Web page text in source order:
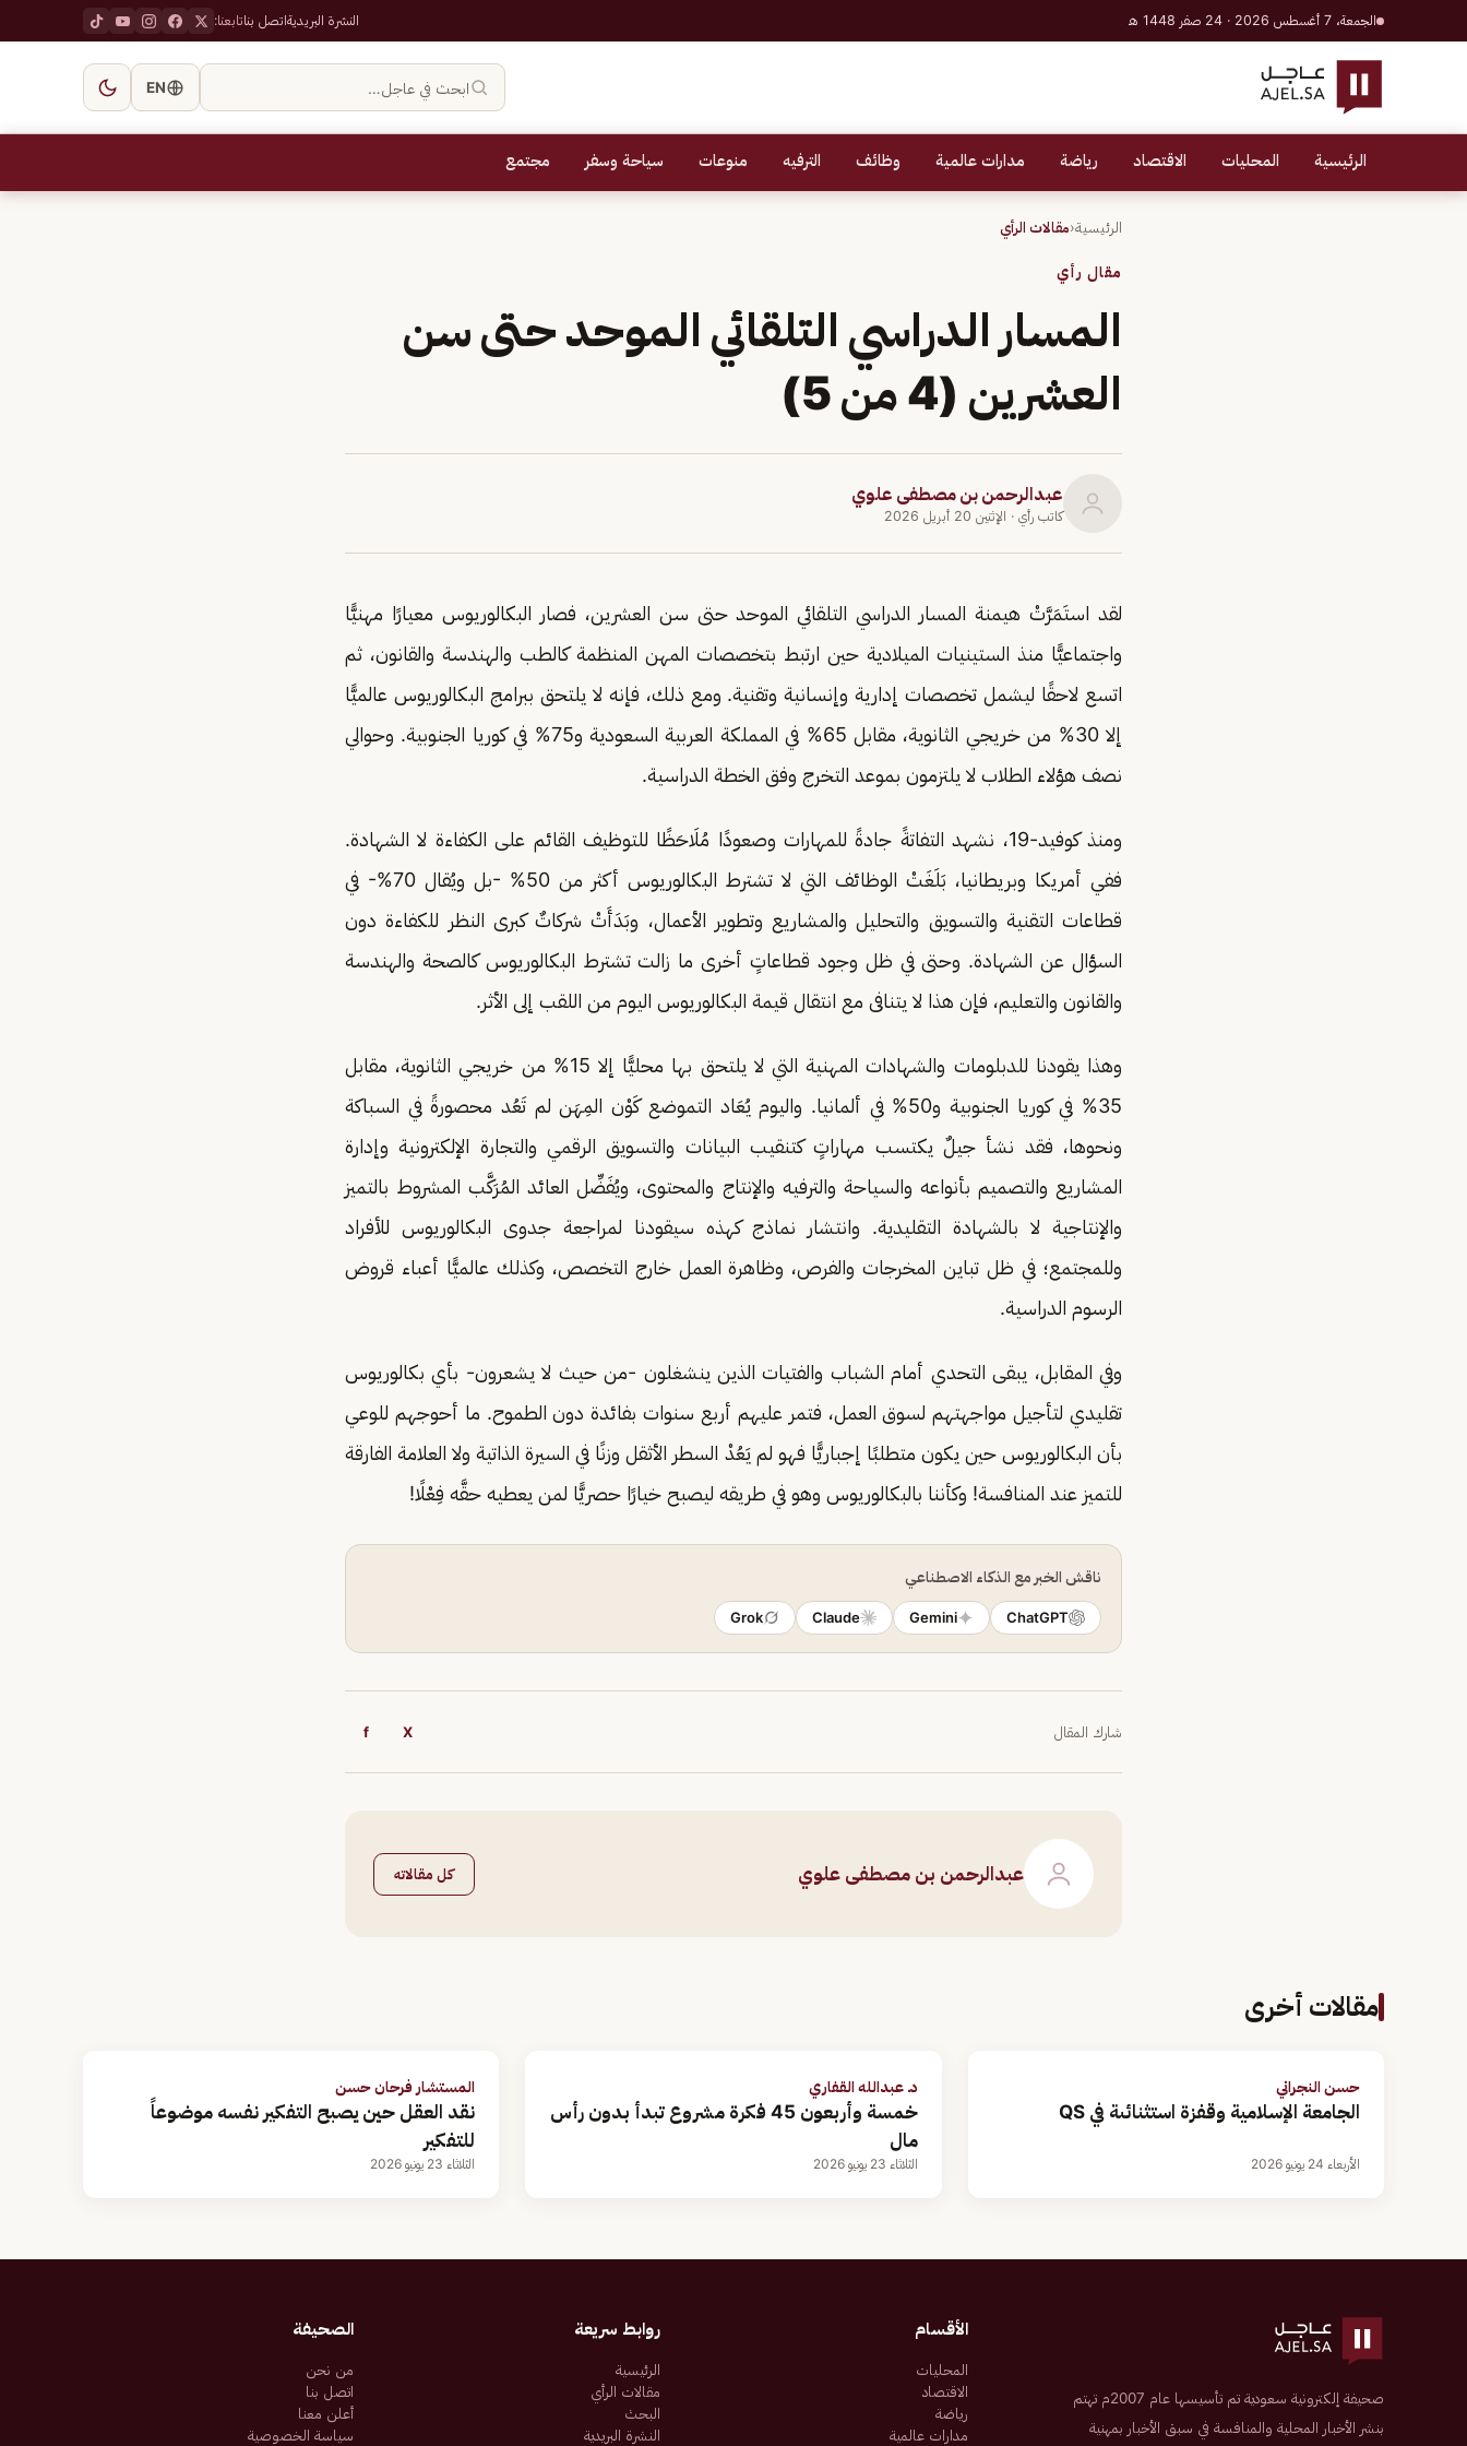
الجمعة، 7 أغسطس 2026 · 24 صفر 1448 هـ النشرة البريديةاتصل بناتابعنا:
ابحث في عاجل… EN
الرئيسية المحليات الاقتصاد رياضة مدارات عالمية وظائف الترفيه منوعات سياحة وسفر مجتمع
الرئيسية‹مقالات الرأي
مقال رأي
المسار الدراسي التلقائي الموحد حتى سن
العشرين (4 من 5)
عبدالرحمن بن مصطفى علوي
كاتب رأي · الإثنين 20 أبريل 2026
لقد استَمَرَّتْ هيمنة المسار الدراسي التلقائي الموحد حتى سن العشرين، فصار البكالوريوس معيارًا مهنيًّا
واجتماعيًّا منذ الستينيات الميلادية حين ارتبط بتخصصات المهن المنظمة كالطب والهندسة والقانون، ثم
اتسع لاحقًا ليشمل تخصصات إدارية وإنسانية وتقنية. ومع ذلك، فإنه لا يلتحق ببرامج البكالوريوس عالميًّا
إلا 30% من خريجي الثانوية، مقابل 65% في المملكة العربية السعودية و75% في كوريا الجنوبية. وحوالي
نصف هؤلاء الطلاب لا يلتزمون بموعد التخرج وفق الخطة الدراسية.
ومنذ كوفيد-19، نشهد التفاتةً جادةً للمهارات وصعودًا مُلَاحَظًا للتوظيف القائم على الكفاءة لا الشهادة.
ففي أمريكا وبريطانيا، بَلَغَتْ الوظائف التي لا تشترط البكالوريوس أكثر من 50% -بل ويُقال 70%- في
قطاعات التقنية والتسويق والتحليل والمشاريع وتطوير الأعمال، وبَدَأَتْ شركاتٌ كبرى النظر للكفاءة دون
السؤال عن الشهادة. وحتى في ظل وجود قطاعاتٍ أخرى ما زالت تشترط البكالوريوس كالصحة والهندسة
والقانون والتعليم، فإن هذا لا يتنافى مع انتقال قيمة البكالوريوس اليوم من اللقب إلى الأثر.
وهذا يقودنا للدبلومات والشهادات المهنية التي لا يلتحق بها محليًّا إلا 15% من خريجي الثانوية، مقابل
35% في كوريا الجنوبية و50% في ألمانيا. واليوم يُعَاد التموضع كَوْن المِهَن لم تَعُد محصورةً في السباكة
ونحوها، فقد نشأ جيلٌ يكتسب مهاراتٍ كتنقيب البيانات والتسويق الرقمي والتجارة الإلكترونية وإدارة
المشاريع والتصميم بأنواعه والسياحة والترفيه والإنتاج والمحتوى، ويُفَضِّل العائد المُرَكَّب المشروط بالتميز
والإنتاجية لا بالشهادة التقليدية. وانتشار نماذج كهذه سيقودنا لمراجعة جدوى البكالوريوس للأفراد
وللمجتمع؛ في ظل تباين المخرجات والفرص، وظاهرة العمل خارج التخصص، وكذلك عالميًّا أعباء قروض
الرسوم الدراسية.
وفي المقابل، يبقى التحدي أمام الشباب والفتيات الذين ينشغلون -من حيث لا يشعرون- بأي بكالوريوس
تقليدي لتأجيل مواجهتهم لسوق العمل، فتمر عليهم أربع سنوات بفائدة دون الطموح. ما أحوجهم للوعي
بأن البكالوريوس حين يكون متطلبًا إجباريًّا فهو لم يَعُدْ السطر الأثقل وزنًا في السيرة الذاتية ولا العلامة الفارقة
للتميز عند المنافسة! وكأننا بالبكالوريوس وهو في طريقه ليصبح خيارًا حصريًّا لمن يعطيه حقَّه فِعْلًا!
ناقش الخبر مع الذكاء الاصطناعي
ChatGPT
Gemini
Claude
Grok
شارك المقال X
f
عبدالرحمن بن مصطفى علوي كل مقالاته
مقالات أخرى
حسن النجراني
الجامعة الإسلامية وقفزة استثنائىة في QS
الأربعاء 24 يونيو 2026
د. عبدالله القفاري
خمسة وأربعون 45 فكرة مشروع تبدأ بدون رأس
مال
الثلاثاء 23 يونيو 2026
المستشار فرحان حسن
نقد العقل حين يصبح التفكير نفسه موضوعاً
للتفكير
الثلاثاء 23 يونيو 2026
صحيفة إلكترونية سعودية تم تأسيسها عام 2007م تهتم
بنشر الأخبار المحلية والمنافسة في سبق الأخبار بمهنية
الأقسام
المحليات
الاقتصاد
رياضة
مدارات عالمية
روابط سريعة
الرئيسية
مقالات الرأي
البحث
النشرة البريدية
الصحيفة
من نحن
اتصل بنا
أعلن معنا
سياسة الخصوصية